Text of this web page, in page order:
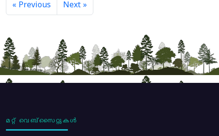
« Previous Next »
മറ്റ് വെബ്സൈറ്റുകൾ